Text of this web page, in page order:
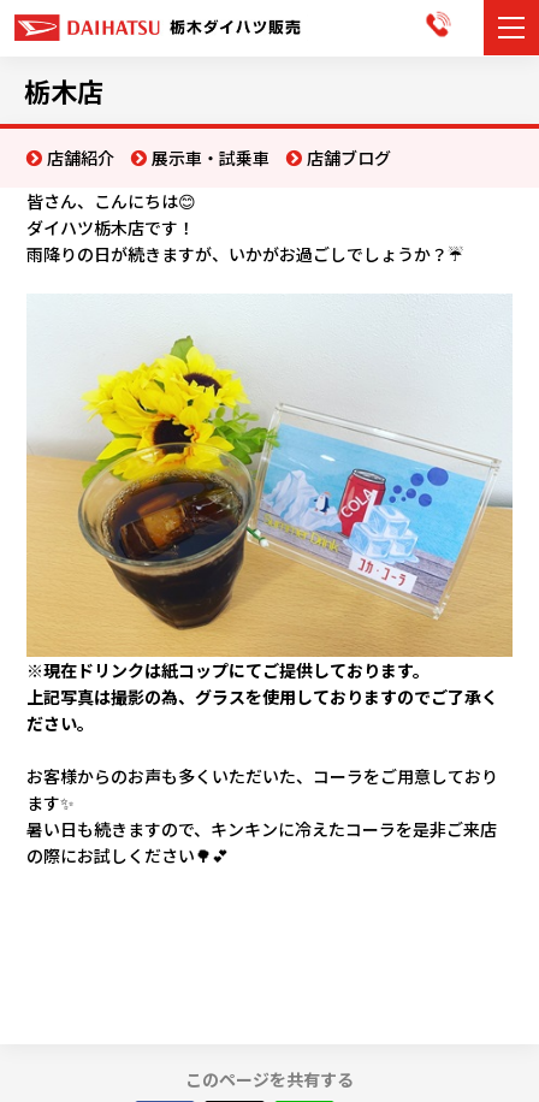
展示車・試乗車
お知らせ
アフターサポート
会社情報
カタ
リコ
栃木店
店舗紹介 展示車・試乗車
店舗ブログ
皆さん、こんにちは😊
ダイハツ栃木店です！
雨降りの日が続きますが、いかがお過ごしでしょうか？☔
※現在ドリンクは紙コップにてご提供しております。
上記写真は撮影の為、グラスを使用しておりますのでご了承く
ださい。
お客様からのお声も多くいただいた、コーラをご用意しており
ます✨
暑い日も続きますので、キンキンに冷えたコーラを是非ご来店
の際にお試しください🌳💕
このページを共有する